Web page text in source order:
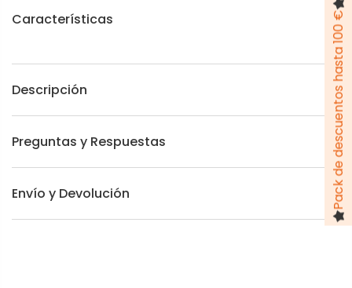
Características
Descripción
Preguntas y Respuestas
Envío y Devolución Pack de descuentos hasta 100 €